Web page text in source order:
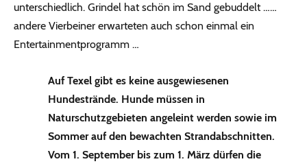
unterschiedlich. Grindel hat schön im Sand gebuddelt ……
andere Vierbeiner erwarteten auch schon einmal ein
Entertainmentprogramm …
Auf Texel gibt es keine ausgewiesenen
Hundestrände. Hunde müssen in
Naturschutzgebieten angeleint werden sowie im
Sommer auf den bewachten Strandabschnitten.
Vom 1. September bis zum 1. März dürfen die